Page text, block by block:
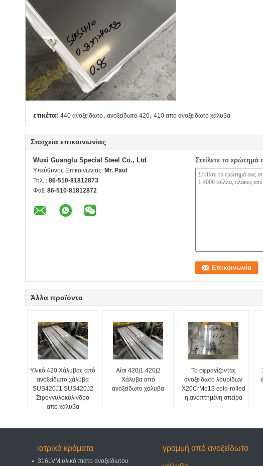
ετικέτα: 440 ανοξείδωτο, ανοξείδωτο 420, 410 από ανοξείδωτο χάλυβα
Στοιχεία επικοινωνίας
Wuxi Guanglu Special Steel Co., Ltd
Υπεύθυνος Επικοινωνίας: Mr. Paul
Τηλ.:: 86-510-81812873
Φαξ: 86-510-81812872
Στείλετε το ερώτημά
Άλλα προϊόντα
Υλικό 420 Χάλυβας από
ανοξείδωτο χάλυβα
SUS420J1 SUS420J2
Στρογγυλοκύλινδρο
από χάλυβα
Αίσι 420j1 420j2
Χάλυβα από
ανοξείδωτο χάλυβα
Το σφραγίζοντας
ανοξείδωτο λουρίδων
X20CrMo13 cold-rolled
η ανοπτημένη σπείρα
ιατρικά κράματα
316LVM υλικό πιάτο ανοξείδωτου
γραμμή από ανοξείδωτο